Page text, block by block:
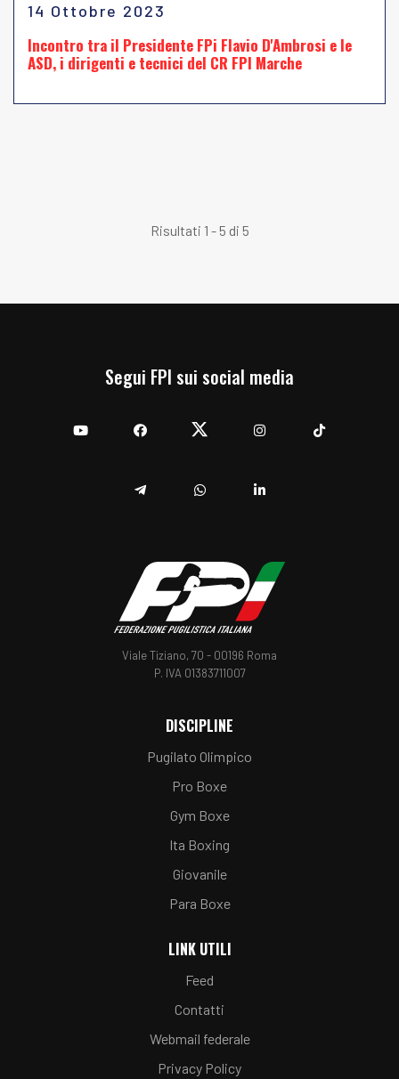
14 Ottobre 2023
Incontro tra il Presidente FPi Flavio D'Ambrosi e le
ASD, i dirigenti e tecnici del CR FPI Marche
Risultati 1 - 5 di 5
Segui FPI sui social media
Viale Tiziano, 70 - 00196 Roma
P. IVA 01383711007
DISCIPLINE
Pugilato Olimpico
Pro Boxe
Gym Boxe
Ita Boxing
Giovanile
Para Boxe
LINK UTILI
Feed
Contatti
Webmail federale
Privacy Policy